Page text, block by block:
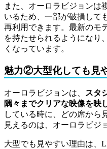
また、オーロラビジョンは
いるため、一部が破損して
再利用できます。最新のモ
を持たせられるようになり
くなっています。
魅力②大型化しても見
オーロラビジョンは、
スタ
隅々までクリアな映像を映
している時に、どの席から
見えるのは、オーロラビジ
大型でも見やすい理由は、